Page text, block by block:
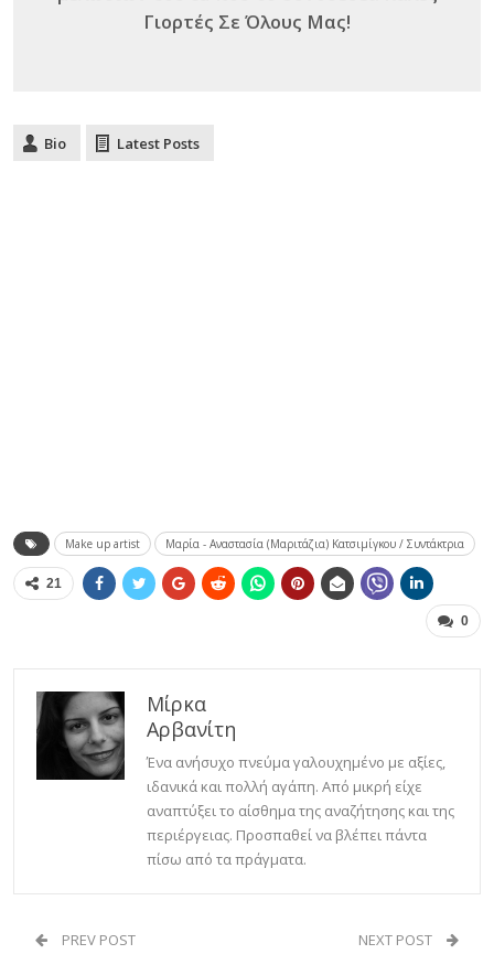
Γιορτές Σε Όλους Μας!
Bio Latest Posts
Make up artist Μαρία - Αναστασία (Μαριτάζια) Κατσιμίγκου / Συντάκτρια
21
0
Μίρκα
Αρβανίτη
Ένα ανήσυχο πνεύμα γαλουχημένο με αξίες,
ιδανικά και πολλή αγάπη. Από μικρή είχε
αναπτύξει το αίσθημα της αναζήτησης και της
περιέργειας. Προσπαθεί να βλέπει πάντα
πίσω από τα πράγματα.
PREV POST NEXT POST